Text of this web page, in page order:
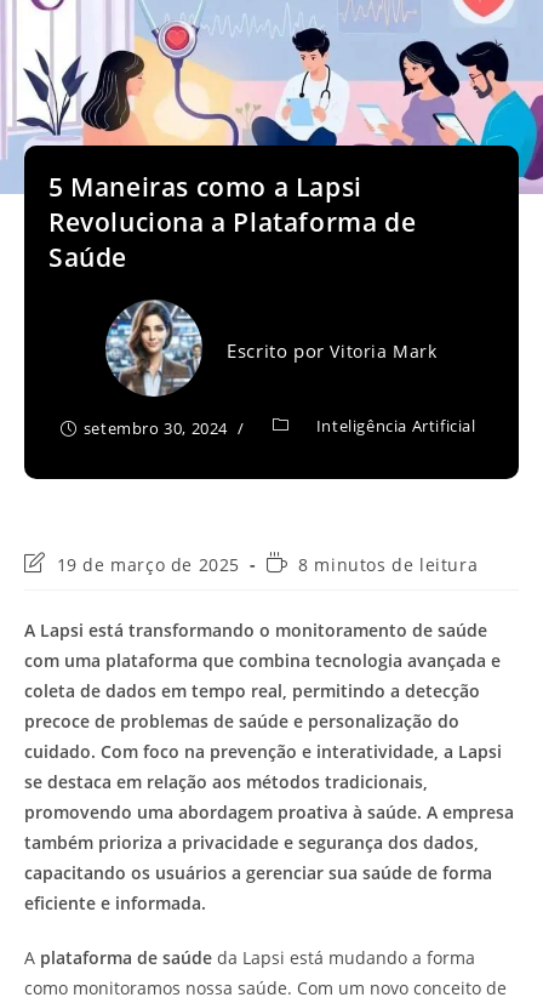
5 Maneiras como a Lapsi
Revoluciona a Plataforma de
Saúde
Escrito porVitoria Mark
setembro 30, 2024 Inteligência Artificial
Última
post:
19 de março de 2025
Tempo8 minutos de leitura
A Lapsi está transformando o monitoramento de saúde
com uma plataforma que combina tecnologia avançada e
coleta de dados em tempo real, permitindo a detecção
precoce de problemas de saúde e personalização do
cuidado. Com foco na prevenção e interatividade, a Lapsi
se destaca em relação aos métodos tradicionais,
promovendo uma abordagem proativa à saúde. A empresa
também prioriza a privacidade e segurança dos dados,
capacitando os usuários a gerenciar sua saúde de forma
eficiente e informada.
A plataforma de saúde da Lapsi está mudando a forma
como monitoramos nossa saúde. Com um novo conceito de